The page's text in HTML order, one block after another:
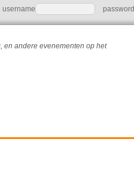
username password
en andere evenementen op het